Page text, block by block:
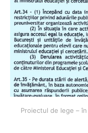
Proiectul de lege –